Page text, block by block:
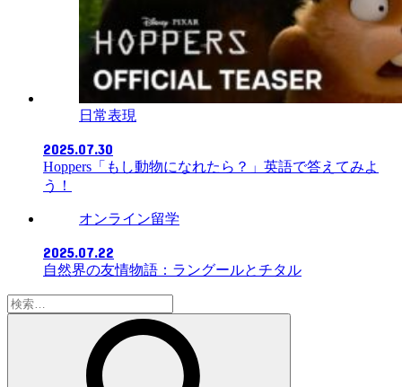
日常表現
2025.07.30
Hoppers「もし動物になれたら？」英語で答えてみよ
う！
オンライン留学
2025.07.22
自然界の友情物語：ラングールとチタル
検
索: